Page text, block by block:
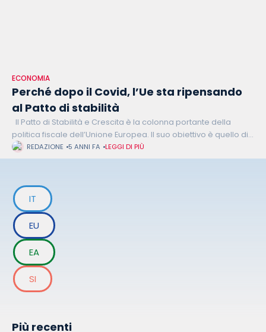
ECONOMIA
Perché dopo il Covid, l’Ue sta ripensando
al Patto di stabilità
Il Patto di Stabilità e Crescita è la colonna portante della
politica fiscale dell’Unione Europea. Il suo obiettivo è quello di
garantire la sostenibilità delle finanze pubbliche, assicurare la
REDAZIONE 5 ANNI FA LEGGI DI PIÙ
IT
EU
EA
SI
Più recenti